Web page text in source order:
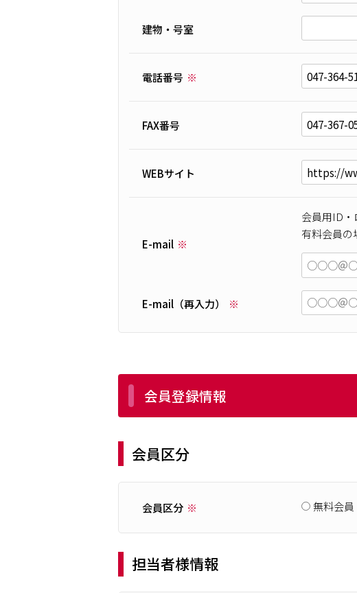
建物・号室
電話番号
FAX番号
WEBサイト
E-mail
会員用ID・
有料会員の
E-mail（再入力）
会員登録情報
会員区分
会員区分 無料会員
担当者様情報